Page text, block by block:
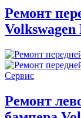
Ремонт
Volkswagen
Ремонт